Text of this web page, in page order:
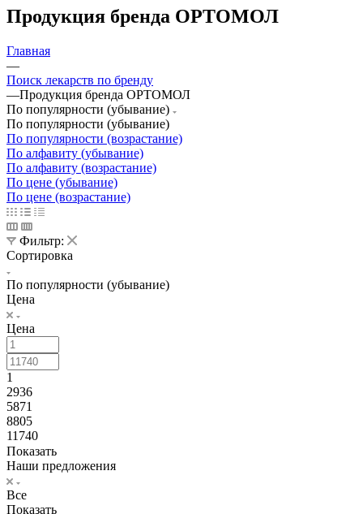
Продукция бренда ОРТОМОЛ
Главная
—
Поиск лекарств по бренду
—Продукция бренда ОРТОМОЛ
По популярности (убывание)
По популярности (убывание)
По популярности (возрастание)
По алфавиту (убывание)
По алфавиту (возрастание)
По цене (убывание)
По цене (возрастание)
Фильтр:
Сортировка
По популярности (убывание)
Цена
Цена
1
2936
5871
8805
11740
Показать
Наши предложения
Все
Показать